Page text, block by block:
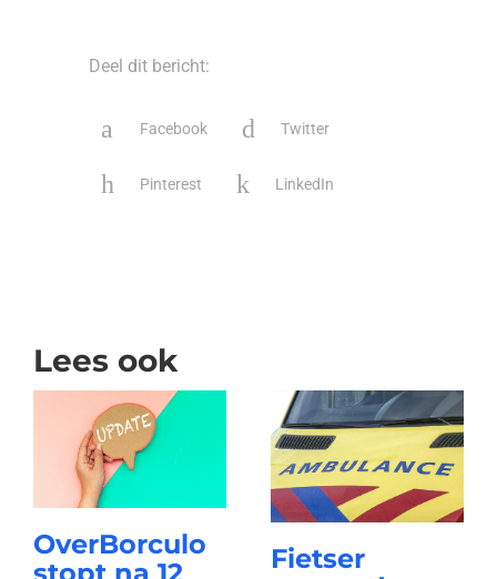
Deel dit bericht:
Facebook Twitter
Pinterest LinkedIn
Lees ook
OverBorculo
stopt na 12
Fietser